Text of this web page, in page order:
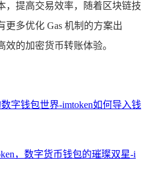
，提高交易效率，随着区块链技
多优化 Gas 机制的方案出
的加密货币转账体验。
字钱包世界-imtoken如何导入钱
，数字货币钱包的璀璨双星-i